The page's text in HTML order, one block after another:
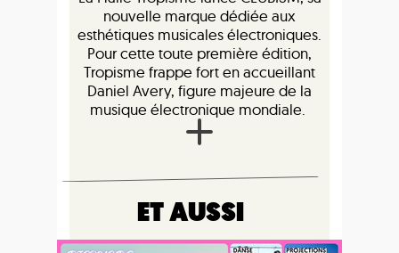
nouvelle marque dédiée aux
esthétiques musicales électroniques.
Pour cette toute première édition,
Tropisme frappe fort en accueillant
Daniel Avery, figure majeure de la
musique électronique mondiale.
ET AUSSI